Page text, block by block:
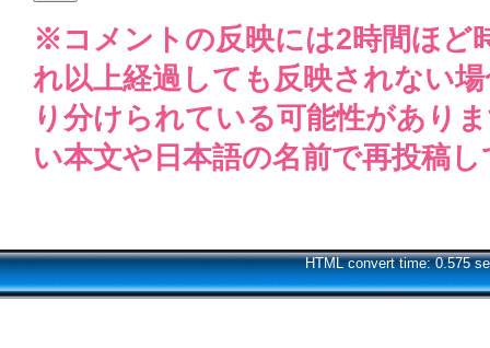
※コメントの反映には2時間ほど
れ以上経過しても反映されない
り分けられている可能性があり
い本文や日本語の名前で再投稿
HTML convert time: 0.575